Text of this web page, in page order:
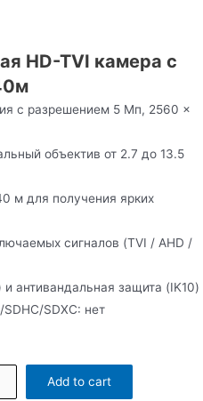
HD-TVI камера с
c разрешением 5 Мп, 2560 ×
объектив от 2.7 до 13.5
м для получения ярких
сигналов (TVI / AHD /
антивандальная защита (IK10)
SDXC: нет
Add to cart